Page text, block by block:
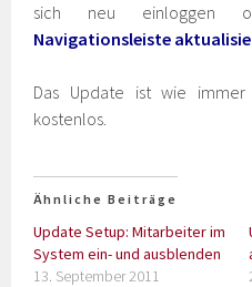
sich neu einloggen
Navigationsleiste
Das Update ist wie
kostenlos.
Ähnliche Beiträge
Update Setup: Mitarbeiter im
System ein- und ausblenden
13. September 2011